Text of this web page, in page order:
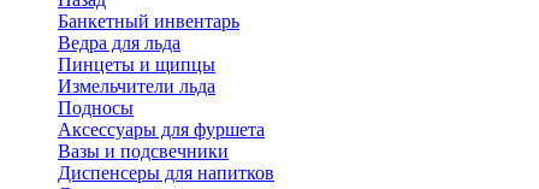
Банкетный инвентарь
Ведра для льда
Пинцеты и щипцы
Измельчители льда
Подносы
Аксессуары для фуршета
Вазы и подсвечники
Диспенсеры для напитков